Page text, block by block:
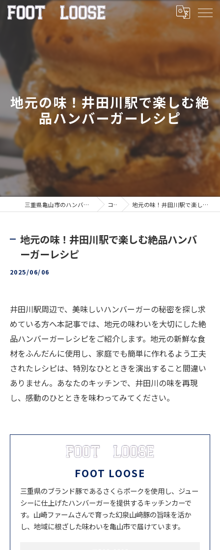
地元の味！井田川駅で楽しむ絶
品ハンバーガーレシピ
三重県亀山市のハンバーガーならFOOT LOOSE コラム 地元の味！井田川駅で楽しむ絶品ハンバーガーレシピ
地元の味！井田川駅で楽しむ絶品ハンバ
ーガーレシピ
2025/06/06
井田川駅周辺で、美味しいハンバーガーの秘密を探し求
めている方へ本記事では、地元の味わいを大切にした絶
品ハンバーガーレシピをご紹介します。地元の新鮮な食
材をふんだんに使用し、家庭でも簡単に作れるよう工夫
されたレシピは、特別なひとときを演出すること間違い
ありません。あなたのキッチンで、井田川の味を再現
し、感動のひとときを味わってみてください。
FOOT LOOSE
三重県のブランド豚であるさくらポークを使用し、ジュー
シーに仕上げたハンバーガーを提供するキッチンカーで
す。山崎ファームさんで育った幻泉山﨑豚の旨味を活か
し、地域に根ざした味わいを亀山市で届けています。